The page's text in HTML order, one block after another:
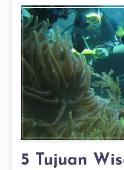
5 Tujuan